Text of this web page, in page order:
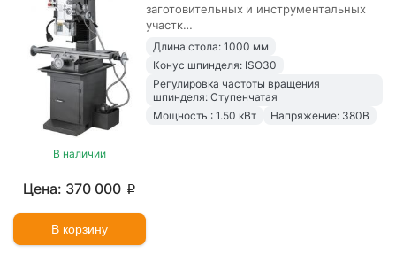
В наличии
370 000 p
В корзину
заготовительных и инструментальных
участк…
Длина стола: 1000 мм
Конус шпинделя: ISO30
Регулировка частоты вращения
шпинделя: Ступенчатая
Мощность : 1.50 кВт
Напряжение: 380В